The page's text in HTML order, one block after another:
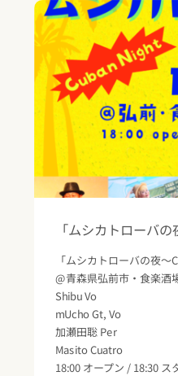
「ムシカトローバ
「ムシカトローバの夜〜
@青森県弘前市・食楽酒
Shibu Vo
mUcho Gt, Vo
加瀬田聡 Per
Masito Cuatro
18:00 オープン / 18:30